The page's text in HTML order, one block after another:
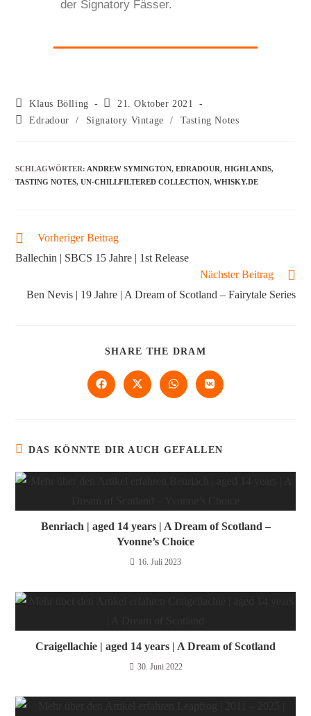
der Signatory Fässer.
Klaus Bölling
21. Oktober 2021
Edradour
/ Signatory Vintage / Tasting Notes
SCHLAGWÖRTER: ANDREW SYMINGTON, EDRADOUR, HIGHLANDS,
TASTING NOTES, UN-CHILLFILTERED COLLECTION, WHISKY.DE
Vorheriger Beitrag
Ballechin | SBCS 15 Jahre | 1st Release
Nächster Beitrag
Ben Nevis | 19 Jahre | A Dream of Scotland – Fairytale Series
SHARE THE DRAM
DAS KÖNNTE DIR AUCH GEFALLEN
Benriach | aged 14 years | A Dream of Scotland –
Yvonne’s Choice
16. Juli 2023
Craigellachie | aged 14 years | A Dream of Scotland
30. Juni 2022